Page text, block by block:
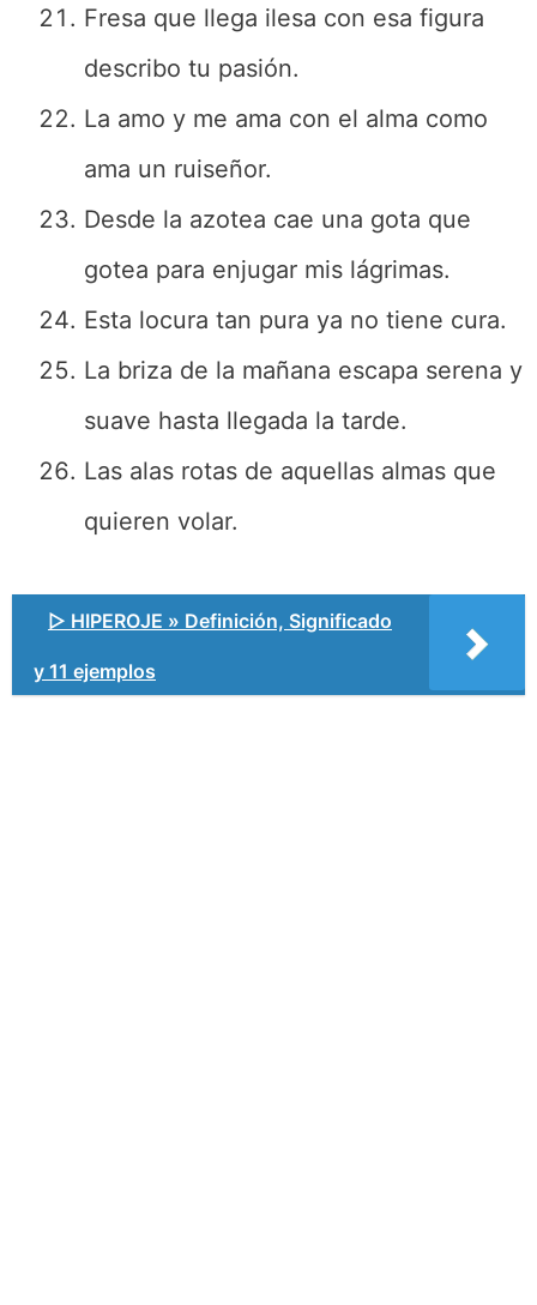
Fresa que llega ilesa con esa figura
describo tu pasión.
La amo y me ama con el alma como
ama un ruiseñor.
Desde la azotea cae una gota que
gotea para enjugar mis lágrimas.
Esta locura tan pura ya no tiene cura.
La briza de la mañana escapa serena y
suave hasta llegada la tarde.
Las alas rotas de aquellas almas que
quieren volar.
▷ HIPEROJE » Definición, Significado
y 11 ejemplos